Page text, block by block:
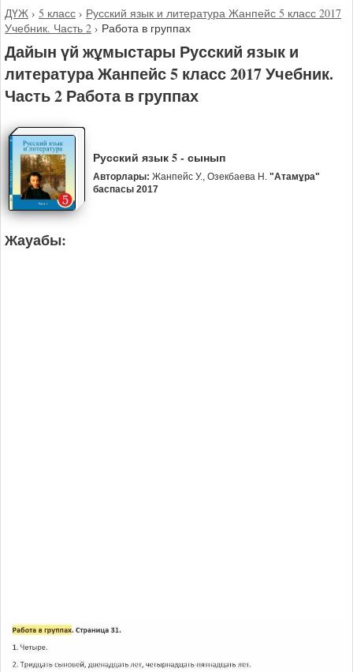
ДҮЖ › 5 класс › Русский язык и литература Жанпейс 5 класс 2017
Учебник. Часть 2 › Работа в группах
Дайын үй жұмыстары Русский язык и
литература Жанпейс 5 класс 2017 Учебник.
Часть 2 Работа в группах
Русский язык 5 - сынып
Авторлары: Жанпейс У., Озекбаева Н. "Атамұра"
баспасы 2017
Жауабы: